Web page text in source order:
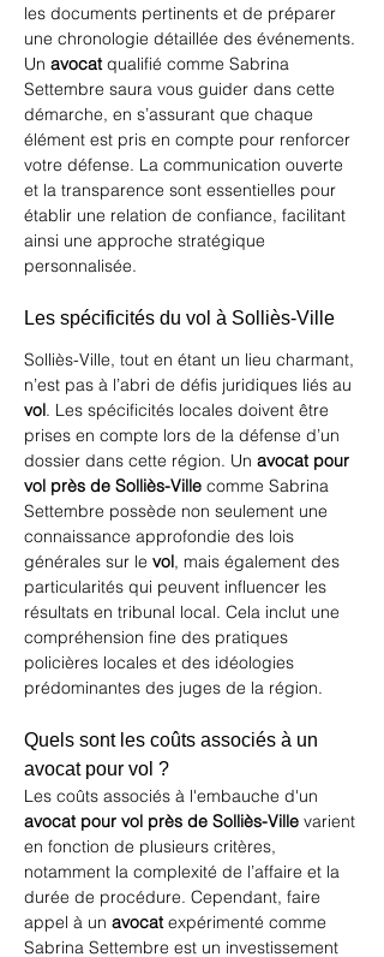
les documents pertinents et de préparer
une chronologie détaillée des événements.
Un avocat qualifié comme Sabrina
Settembre saura vous guider dans cette
démarche, en s’assurant que chaque
élément est pris en compte pour renforcer
votre défense. La communication ouverte
et la transparence sont essentielles pour
établir une relation de confiance, facilitant
ainsi une approche stratégique
personnalisée.
Les spécificités du vol à Solliès-Ville
Solliès-Ville, tout en étant un lieu charmant,
n’est pas à l’abri de défis juridiques liés au
vol. Les spécificités locales doivent être
prises en compte lors de la défense d’un
dossier dans cette région. Un avocat pour
vol près de Solliès-Ville comme Sabrina
Settembre possède non seulement une
connaissance approfondie des lois
générales sur le vol, mais également des
particularités qui peuvent influencer les
résultats en tribunal local. Cela inclut une
compréhension fine des pratiques
policières locales et des idéologies
prédominantes des juges de la région.
Quels sont les coûts associés à un
avocat pour vol ?
Les coûts associés à l'embauche d'un
avocat pour vol près de Solliès-Ville varient
en fonction de plusieurs critères,
notamment la complexité de l’affaire et la
durée de procédure. Cependant, faire
appel à un avocat expérimenté comme
Sabrina Settembre est un investissement